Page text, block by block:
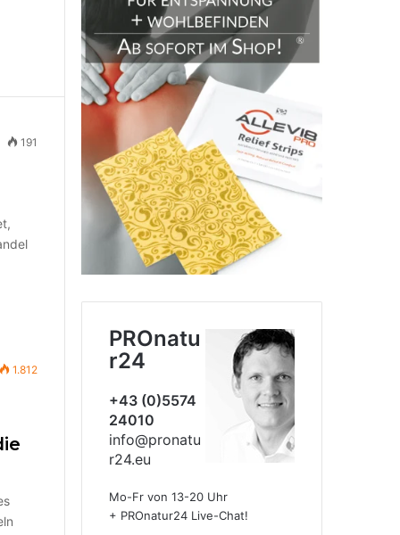
191
1.812
PROnatu
r24
+43 (0)5574
24010
info@pronatu
r24.eu
Mo-Fr von 13-20 Uhr
+ PROnatur24 Live-Chat!